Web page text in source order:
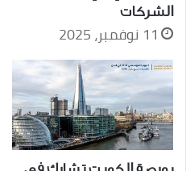
الشركات
11 نوفمبر، 2025